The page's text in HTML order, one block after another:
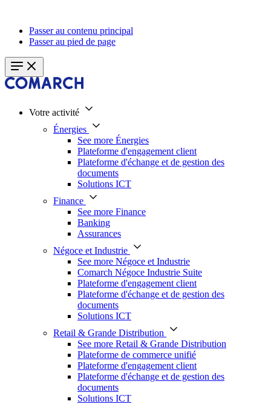
Passer au contenu principal
Passer au pied de page
Votre activité
Énergies
See more Énergies
Plateforme d'engagement client
Plateforme d'échange et de gestion des
documents
Solutions ICT
Finance
See more Finance
Banking
Assurances
Négoce et Industrie
See more Négoce et Industrie
Comarch Négoce Industrie Suite
Plateforme d'engagement client
Plateforme d'échange et de gestion des
documents
Solutions ICT
Retail & Grande Distribution
See more Retail & Grande Distribution
Plateforme de commerce unifié
Plateforme d'engagement client
Plateforme d'échange et de gestion des
documents
Solutions ICT